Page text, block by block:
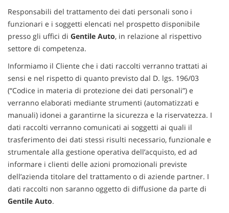
Responsabili del trattamento dei dati personali sono i
funzionari e i soggetti elencati nel prospetto disponibile
presso gli uffici di Gentile Auto, in relazione al rispettivo
settore di competenza.
Informiamo il Cliente che i dati raccolti verranno trattati ai
sensi e nel rispetto di quanto previsto dal D. lgs. 196/03
(“Codice in materia di protezione dei dati personali”) e
verranno elaborati mediante strumenti (automatizzati e
manuali) idonei a garantirne la sicurezza e la riservatezza. I
dati raccolti verranno comunicati ai soggetti ai quali il
trasferimento dei dati stessi risulti necessario, funzionale e
strumentale alla gestione operativa dell’acquisto, ed ad
informare i clienti delle azioni promozionali previste
dell’azienda titolare del trattamento o di aziende partner. I
dati raccolti non saranno oggetto di diffusione da parte di
Gentile Auto.
tecnologie
di
tracciamento
che
per
offrire
le
funzionalità
svolgere
le
attività
di
seguito
descritte.
Per
ottenere
maggiori